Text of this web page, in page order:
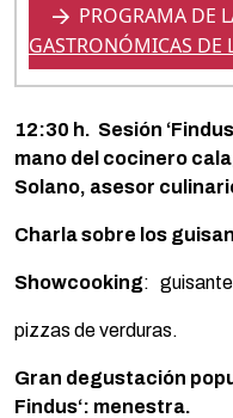
PROGRAMA DE
GASTRONÓMICAS DE
12:30 h. Sesión ‘
mano del cocinero
Solano, asesor
Charla sobre los
Showcooking:
pizzas de verduras.
Gran degustación
Findus‘: menestra.